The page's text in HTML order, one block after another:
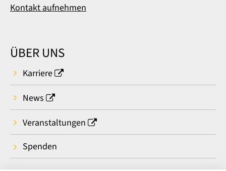
Kontakt aufnehmen
ÜBER UNS
Karriere
News
Veranstaltungen
Spenden